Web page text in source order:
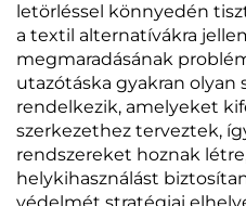
letörléssel könnyedén
a textil alternatívákra
megmaradásának
utazótáska gyakran olyan
rendelkezik, amelyeket
szerkezethez terveztek,
rendszereket hoznak
helykihasználást